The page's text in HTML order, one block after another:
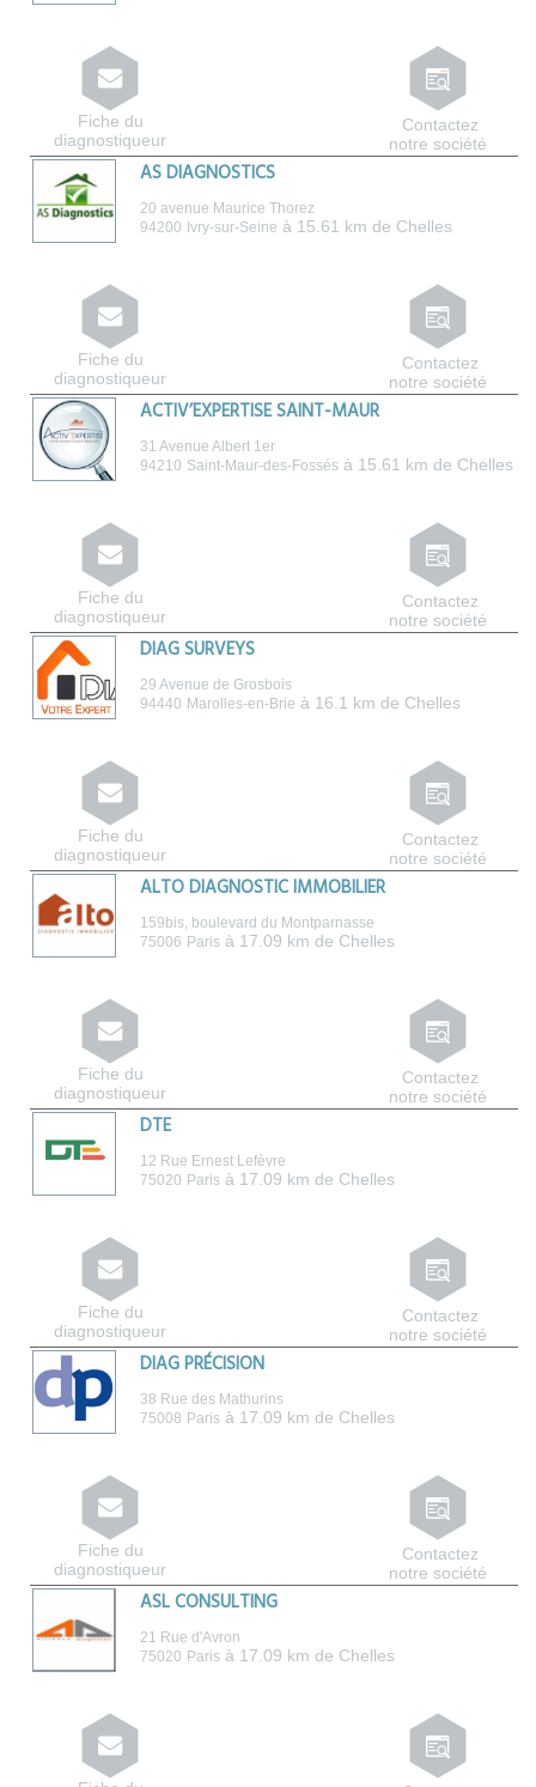
Contactez
notre société
Fiche du
diagnostiqueur
AS DIAGNOSTICS
20 avenue Maurice Thorez
94200 Ivry-sur-Seine à 15.61 km de Chelles
Contactez
notre société
Fiche du
diagnostiqueur
ACTIV’EXPERTISE SAINT-MAUR
31 Avenue Albert 1er
94210 Saint-Maur-des-Fossés à 15.61 km de Chelles
Contactez
notre société
Fiche du
diagnostiqueur
DIAG SURVEYS
29 Avenue de Grosbois
94440 Marolles-en-Brie à 16.1 km de Chelles
Contactez
notre société
Fiche du
diagnostiqueur
ALTO DIAGNOSTIC IMMOBILIER
159bis, boulevard du Montparnasse
75006 Paris à 17.09 km de Chelles
Contactez
notre société
Fiche du
diagnostiqueur
DTE
12 Rue Ernest Lefèvre
75020 Paris à 17.09 km de Chelles
Contactez
notre société
Fiche du
diagnostiqueur
DIAG PRÉCISION
38 Rue des Mathurins
75008 Paris à 17.09 km de Chelles
Contactez
notre société
Fiche du
diagnostiqueur
ASL CONSULTING
21 Rue d'Avron
75020 Paris à 17.09 km de Chelles